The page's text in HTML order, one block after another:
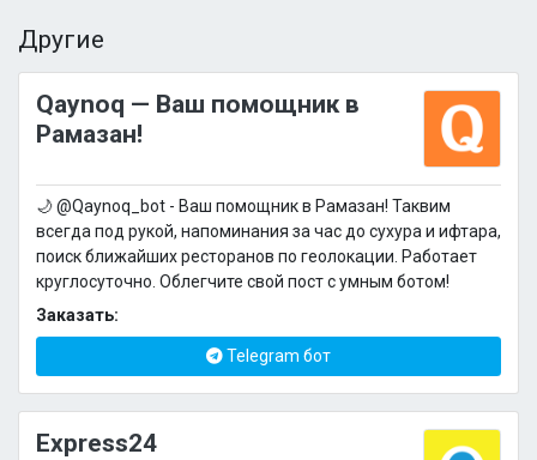
Другие
Qaynoq — Ваш помощник в
Рамазан!
🌙 @Qaynoq_bot - Ваш помощник в Рамазан! Таквим
всегда под рукой, напоминания за час до сухура и ифтара,
поиск ближайших ресторанов по геолокации. Работает
круглосуточно. Облегчите свой пост с умным ботом!
Заказать:
Telegram бот
Express24